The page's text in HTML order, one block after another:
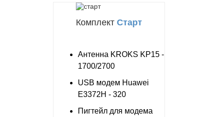
Комплект Старт
Антенна KROKS KP15 -
1700/2700
USB модем Huawei
E3372H - 320
Пигтейл для модема